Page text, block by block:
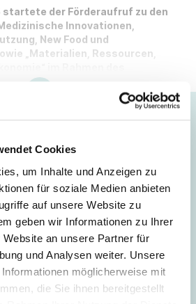
Cookies
um Inhalte und Anzeigen zu
für soziale Medien anbieten
auf unsere Website zu
geben wir Informationen zu Ihrer
an unsere Partner für
und Analysen weiter. Unsere
möglicherweise mit
die Sie ihnen bereitgestellt
startete der Förderaufruf zu den
Innovationen,
New Food und
„Materialien, Ressourcen,
BW.
Hoppla!
ist nur für Mitglieder sichtbar.